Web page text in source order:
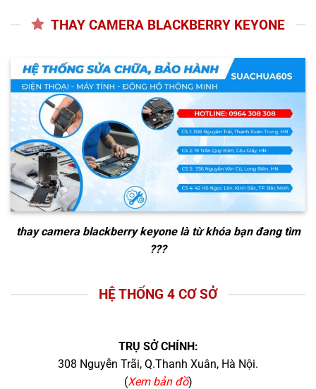
THAY CAMERA BLACKBERRY KEYONE
thay camera blackberry keyonelà từ khóa bạn đang tìm
???
HỆ THỐNG 4 CƠ SỞ
TRỤ SỞ CHÍNH:
308 Nguyễn Trãi, Q.Thanh Xuân, Hà Nội.
(Xem bản đồ)